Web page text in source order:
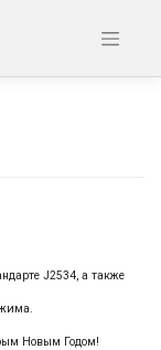
J2534, а также
Новым Годом!